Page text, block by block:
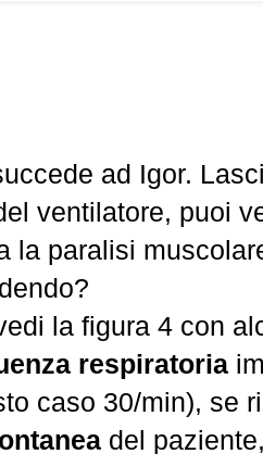
ad Igor.
ventilatore, puoi
la paralisi
la figura 4 con
respiratoria
caso 30/min), se
del